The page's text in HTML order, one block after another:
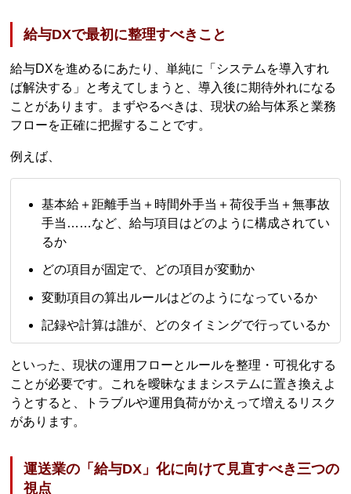
給与DXで最初に整理すべきこと
給与DXを進めるにあたり、単純に「システムを導入すれ
ば解決する」と考えてしまうと、導入後に期待外れになる
ことがあります。まずやるべきは、現状の給与体系と業務
フローを正確に把握することです。
例えば、
基本給＋距離手当＋時間外手当＋荷役手当＋無事故
手当……など、給与項目はどのように構成されてい
るか
どの項目が固定で、どの項目が変動か
変動項目の算出ルールはどのようになっているか
記録や計算は誰が、どのタイミングで行っているか
といった、現状の運用フローとルールを整理・可視化する
ことが必要です。これを曖昧なままシステムに置き換えよ
うとすると、トラブルや運用負荷がかえって増えるリスク
があります。
運送業の「給与DX」化に向けて見直すべき三つの
視点